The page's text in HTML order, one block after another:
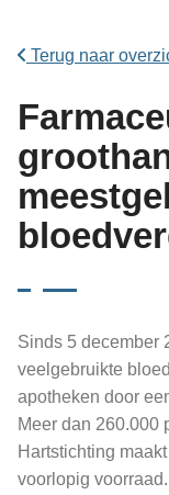
Terug naar
Sinds 5 december
veelgebruikte
apotheken door
Meer dan 260.000
Hartstichting
voorlopig